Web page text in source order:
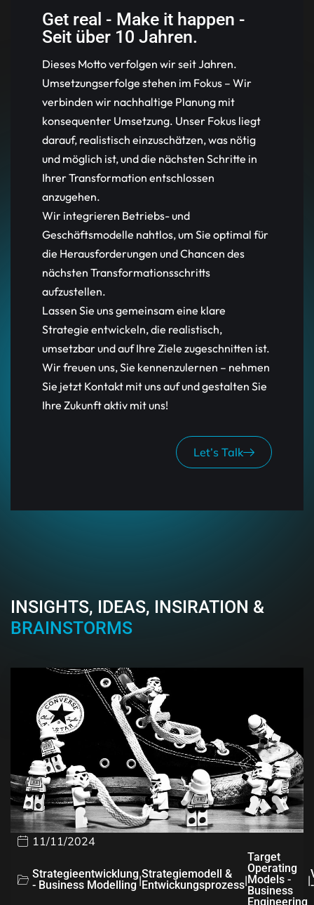
Get real - Make it happen -
Seit über 10 Jahren.
Dieses Motto verfolgen wir seit Jahren.
Umsetzungserfolge stehen im Fokus – Wir
verbinden wir nachhaltige Planung mit
konsequenter Umsetzung. Unser Fokus liegt
darauf, realistisch einzuschätzen, was nötig
und möglich ist, und die nächsten Schritte in
Ihrer Transformation entschlossen
anzugehen.
Wir integrieren Betriebs- und
Geschäftsmodelle nahtlos, um Sie optimal für
die Herausforderungen und Chancen des
nächsten Transformationsschritts
aufzustellen.
Lassen Sie uns gemeinsam eine klare
Strategie entwickeln, die realistisch,
umsetzbar und auf Ihre Ziele zugeschnitten ist.
Wir freuen uns, Sie kennenzulernen – nehmen
Sie jetzt Kontakt mit uns auf und gestalten Sie
Ihre Zukunft aktiv mit uns!
Let’s Talk
INSIGHTS, IDEAS, INSIRATION &
BRAINSTORMS
11/11/2024
Strategieentwicklung
- Business Modelling |Strategiemodell &
Entwickungsprozess|
Target
Operating
Models -
Business
Engineering
|